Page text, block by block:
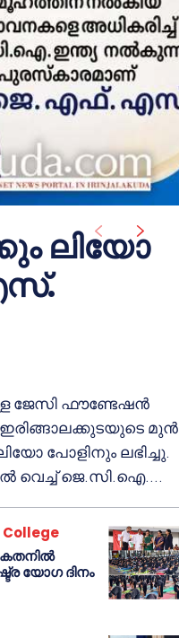
ലിയോ
ജേസി ഫൗണ്ടേഷൻ
മുൻ
പോളിനും ലഭിച്ചു.
വെച്ച് ജെ.സി.ഐ....
College
യോഗ ദിനം